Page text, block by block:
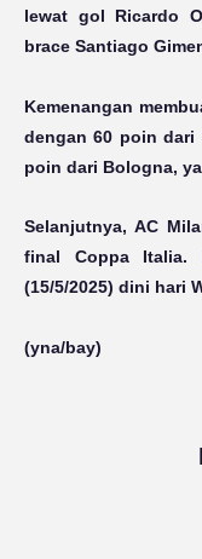
lewat gol Ricardo
brace Santiago
Kemenangan
dengan 60 poin dari
poin dari Bologna,
Selanjutnya, AC
final Coppa Italia.
(15/5/2025) dini hari
(yna/bay)